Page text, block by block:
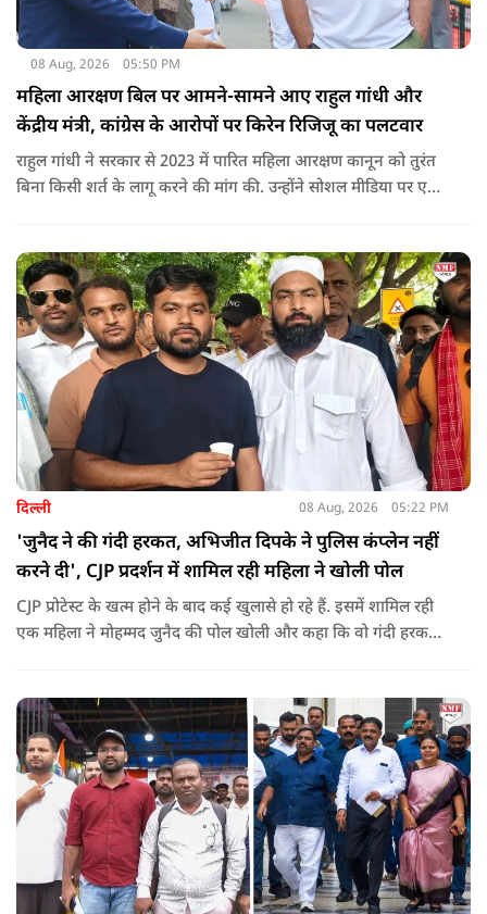
08 Aug, 2026 05:50 PM
महिला आरक्षण बिल पर आमने-सामने आए राहुल गांधी और
केंद्रीय मंत्री, कांग्रेस के आरोपों पर किरेन रिजिजू का पलटवार
राहुल गांधी ने सरकार से 2023 में पारित महिला आरक्षण कानून को तुरंत
बिना किसी शर्त के लागू करने की मांग की. उन्होंने सोशल मीडिया पर एक
दिल्ली 08 Aug, 2026 05:22 PM
'जुनैद ने की गंदी हरकत, अभिजीत दिपके ने पुलिस कंप्लेन नहीं
करने दी', CJP प्रदर्शन में शामिल रही महिला ने खोली पोल
CJP प्रोटेस्ट के खत्म होने के बाद कई खुलासे हो रहे हैं. इसमें शामिल रही
एक महिला ने मोहम्मद जुनैद की पोल खोली और कहा कि वो गंदी हरकतें
दिया.